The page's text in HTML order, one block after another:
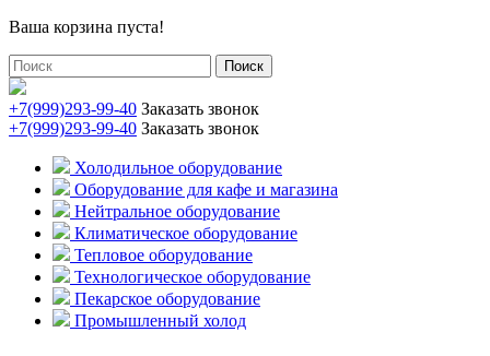
Ваша корзина пуста!
Поиск
+7(999)293-99-40 Заказать звонок
+7(999)293-99-40 Заказать звонок
Холодильное оборудование
Оборудование для кафе и магазина
Нейтральное оборудование
Климатическое оборудование
Тепловое оборудование
Технологическое оборудование
Пекарское оборудование
Промышленный холод